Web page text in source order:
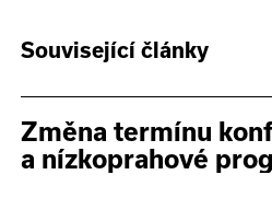
Související články
Změna termínu
a nízkoprahové